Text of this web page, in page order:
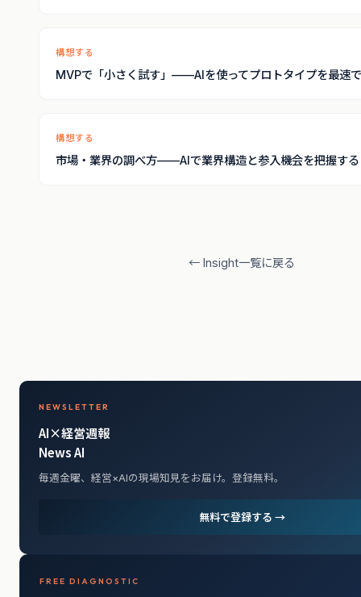
構想する
MVPで「小さく試す」——AIを使ってプロトタイプを最速
構想する
市場・業界の調べ方——AIで業界構造と参入機会を把握する
← Insight一覧に戻る
NEWSLETTER
AI×経営週報
News AI
毎週金曜、経営×AIの現場知見をお届け。登録無料。
無料で登録する →
FREE DIAGNOSTIC